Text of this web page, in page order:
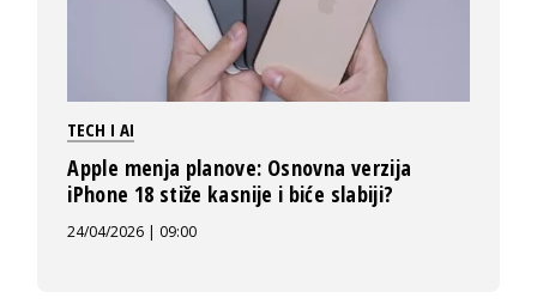
TECH I AI
Apple menja planove: Osnovna verzija
iPhone 18 stiže kasnije i biće slabiji?
24/04/2026 | 09:00